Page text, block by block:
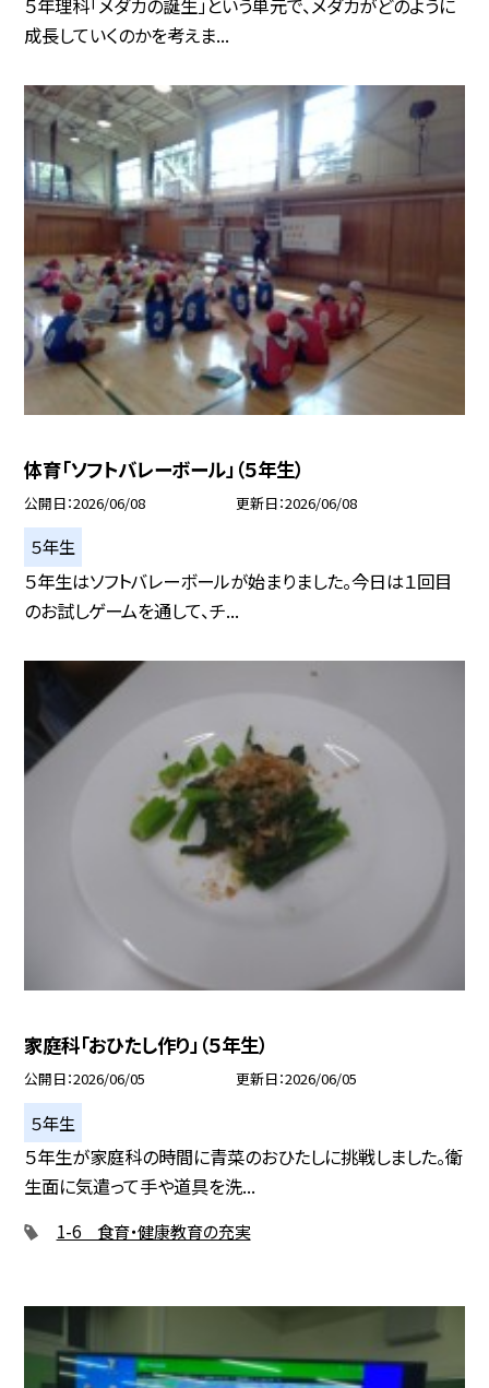
５年理科「メダカの誕生」という単元で、メダカがどのように
成長していくのかを考えま...
体育「ソフトバレーボール」（５年生）
公開日 2026/06/08 更新日 2026/06/08
５年生
５年生はソフトバレーボールが始まりました。今日は１回目
のお試しゲームを通して、チ...
家庭科「おひたし作り」（５年生）
公開日 2026/06/05 更新日 2026/06/05
５年生
５年生が家庭科の時間に青菜のおひたしに挑戦しました。衛
生面に気遣って手や道具を洗...
1-6 食育・健康教育の充実